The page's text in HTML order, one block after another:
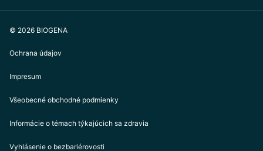
© 2026 BIOGENA
Ochrana údajov
Impresum
Všeobecné obchodné podmienky
Informácie o témach týkajúcich sa zdravia
Vyhlásenie o bezbariérovosti